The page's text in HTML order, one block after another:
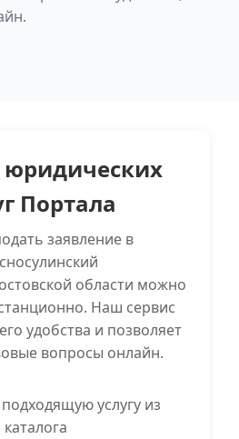
юридических
Портала
заявление в
области можно
Наш сервис
удобства и позволяет
вопросы онлайн.
услугу из
каталога